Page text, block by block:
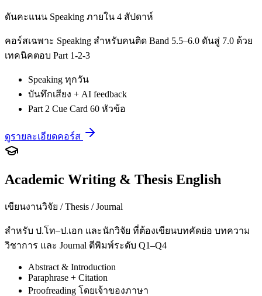
ดันคะแนน Speaking ภายใน 4 สัปดาห์
คอร์สเฉพาะ Speaking สำหรับคนติด Band 5.5–6.0 ดันสู่ 7.0 ด้วย
เทคนิคตอบ Part 1-2-3
Speaking ทุกวัน
บันทึกเสียง + AI feedback
Part 2 Cue Card 60 หัวข้อ
ดูรายละเอียดคอร์ส
Academic Writing & Thesis English
เขียนงานวิจัย / Thesis / Journal
สำหรับ ป.โท–ป.เอก และนักวิจัย ที่ต้องเขียนบทคัดย่อ บทความ
วิชาการ และ Journal ตีพิมพ์ระดับ Q1–Q4
Abstract & Introduction
Paraphrase + Citation
Proofreading โดยเจ้าของภาษา